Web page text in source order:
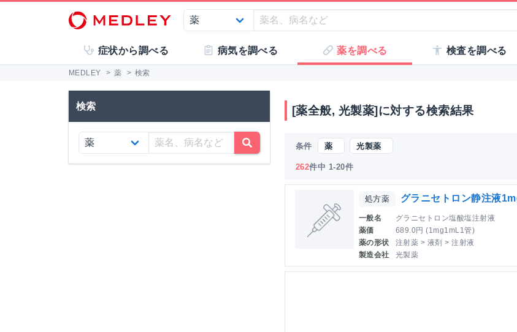
症状から調べる 病気を調べる 薬を調べる 検査を調べる
MEDLEY > 薬 > 検索
検索 [薬全般, 光製薬]に対する検索結果
条件 薬 光製薬
262件中 1-20件
処方薬 グラニセトロン静注液
一般名
グラニセトロン塩酸塩注射液
薬価
689.0円 (1mg1mL1管)
薬の形状
注射薬 > 液剤 > 注射液
製造会社
光製薬